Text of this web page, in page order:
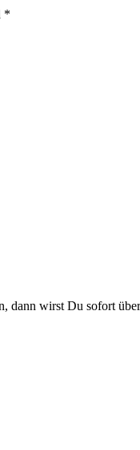
*
dann wirst Du sofort